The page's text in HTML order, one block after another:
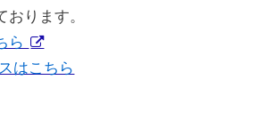
ります。
ら
はこちら